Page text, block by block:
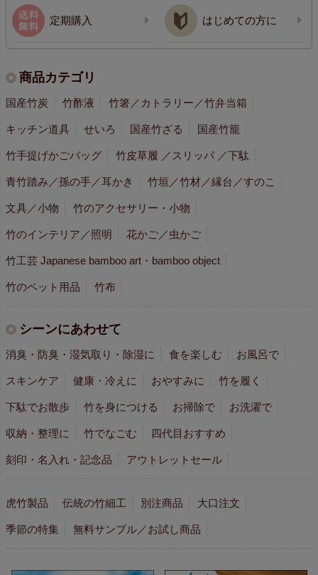
定期購入 はじめての方に
商品カテゴリ
国産竹炭 竹酢液 竹箸／カトラリー／竹弁当箱
キッチン道具 せいろ 国産竹ざる 国産竹籠
竹手提げかごバッグ 竹皮草履 ／スリッパ ／下駄
青竹踏み／孫の手／耳かき 竹垣／竹材／縁台／すのこ
文具／小物 竹のアクセサリー・小物
竹のインテリア／照明 花かご／虫かご
竹工芸 Japanese bamboo art・bamboo object
竹のペット用品 竹布
シーンにあわせて
消臭・防臭・湿気取り・除湿に 食を楽しむ お風呂で
スキンケア 健康・冷えに おやすみに 竹を履く
下駄でお散歩 竹を身につける お掃除で お洗濯で
収納・整理に 竹でなごむ 四代目おすすめ
刻印・名入れ・記念品 アウトレットセール
虎竹製品 伝統の竹細工 別注商品 大口注文
季節の特集 無料サンプル／お試し商品